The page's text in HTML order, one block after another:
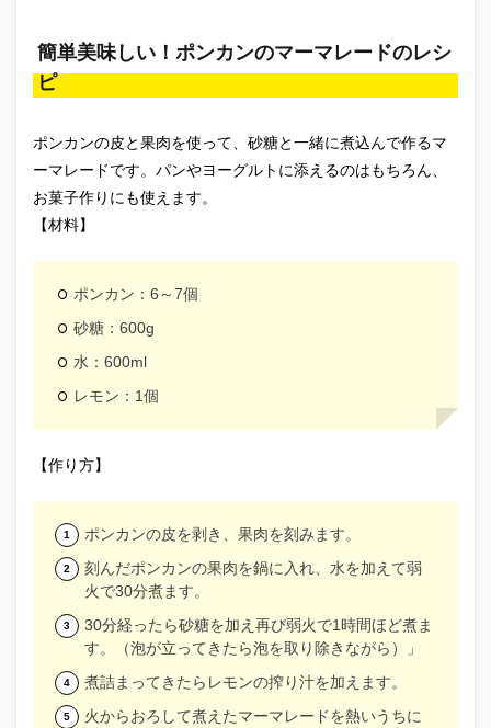
簡単美味しい！ポンカンのマーマレードのレシ
ピ
ポンカンの皮と果肉を使って、砂糖と一緒に煮込んで作るマ
ーマレードです。パンやヨーグルトに添えるのはもちろん、
お菓子作りにも使えます。
【材料】
ポンカン：6～7個
砂糖：600g
水：600ml
レモン：1個
【作り方】
ポンカンの皮を剥き、果肉を刻みます。
刻んだポンカンの果肉を鍋に入れ、水を加えて弱
火で30分煮ます。
30分経ったら砂糖を加え再び弱火で1時間ほど煮ま
す。（泡が立ってきたら泡を取り除きながら）」
煮詰まってきたらレモンの搾り汁を加えます。
火からおろして煮えたマーマレードを熱いうちに